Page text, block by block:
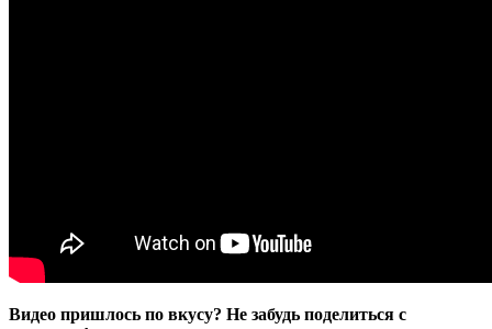
Видео пришлось по вкусу? Не забудь поделиться с